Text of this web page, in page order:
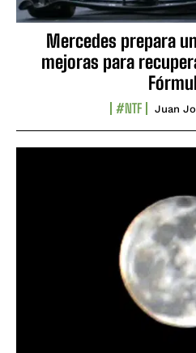
Mercedes prepara
mejoras para
#NTF Juan